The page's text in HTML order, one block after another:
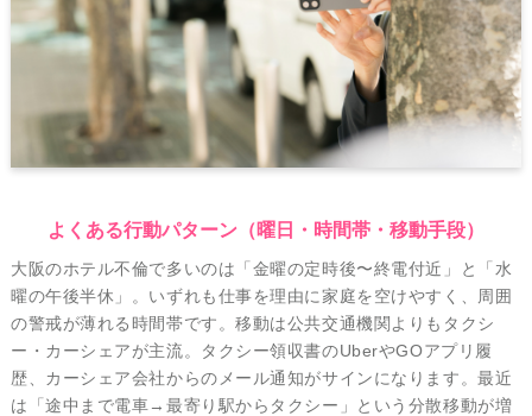
よくある行動パターン（曜日・時間帯・移動手段）
大阪のホテル不倫で多いのは「金曜の定時後〜終電付近」と「水
曜の午後半休」。いずれも仕事を理由に家庭を空けやすく、周囲
の警戒が薄れる時間帯です。移動は公共交通機関よりもタクシ
ー・カーシェアが主流。タクシー領収書のUberやGOアプリ履
歴、カーシェア会社からのメール通知がサインになります。最近
は「途中まで電車→最寄り駅からタクシー」という分散移動が増